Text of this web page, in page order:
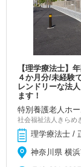
【理学療法士】
４か月分/未経験
レンドリーな法
ます！
特別養護老人ホ
社会福祉法人きらめ
理学療法士 /
神奈川県 横